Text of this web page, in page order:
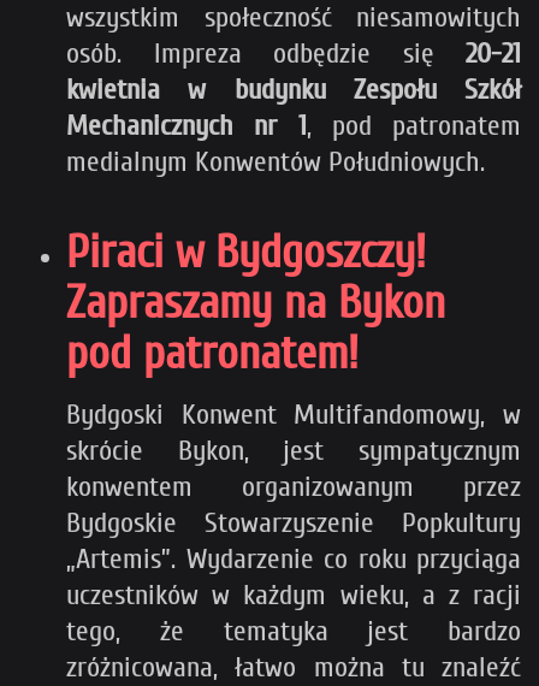
wszystkim społeczność niesamowitych
osób. Impreza odbędzie się 20-21
kwietnia w budynku Zespołu Szkół
Mechanicznych nr 1, pod patronatem
medialnym Konwentów Południowych.
Piraci w Bydgoszczy!
Zapraszamy na Bykon
pod patronatem!
Bydgoski Konwent Multifandomowy, w
skrócie Bykon, jest sympatycznym
konwentem organizowanym przez
Bydgoskie Stowarzyszenie Popkultury
„Artemis”. Wydarzenie co roku przyciąga
uczestników w każdym wieku, a z racji
tego, że tematyka jest bardzo
zróżnicowana, łatwo można tu znaleźć